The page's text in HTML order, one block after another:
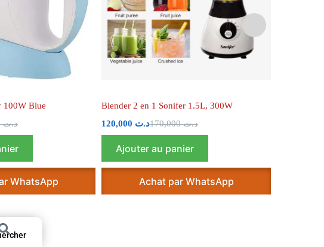
100W Blue
د.ت120,000
WhatsApp
Blender 2 en 1 Sonifer 1.5L, 300W
د.ت170,000 د.ت
Ajouter au panier
Achat par WhatsApp